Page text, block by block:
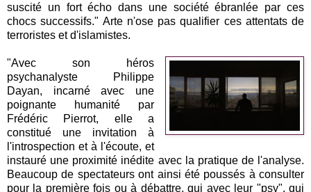
suscité un fort écho dans une société ébranlée par ces
chocs successifs." Arte n'ose pas qualifier ces attentats de
terroristes et d'islamistes.
"Avec son héros
psychanalyste Philippe
Dayan, incarné avec une
poignante humanité par
Frédéric Pierrot, elle a
constitué une invitation à
l'introspection et à l'écoute, et
instauré une proximité inédite avec la pratique de l'analyse.
Beaucoup de spectateurs ont ainsi été poussés à consulter
pour la première fois ou à débattre, qui avec leur "psy", qui